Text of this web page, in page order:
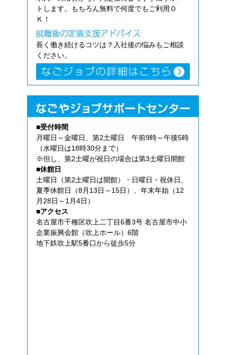
トします。もちろん無料で何度でもご利用Ｏ
Ｋ！
長く働き続けるコツは？入社後の悩みもご相談
ください。
■受付時間
月曜日～金曜日、第2土曜日 午前9時～午後5時
（水曜日は18時30分まで）
※但し、第2土曜が祝日の場合は第3土曜日開館
■休館日
土曜日（第2土曜日は開館）・日曜日・祝休日、
夏季休館日（8月13日～15日）、年末年始（12
月28日～1月4日）
■アクセス
名古屋市千種区吹上二丁目6番3号 名古屋市中小
企業振興会館（吹上ホール）6階
地下鉄吹上駅5番口から徒歩5分